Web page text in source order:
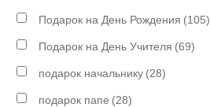
Подарок на День Рождения (105)
Подарок на День Учителя (69)
подарок начальнику (28)
подарок папе (28)